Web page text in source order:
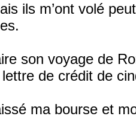
ils m’ont volé
son voyage de
de crédit de
ma bourse et